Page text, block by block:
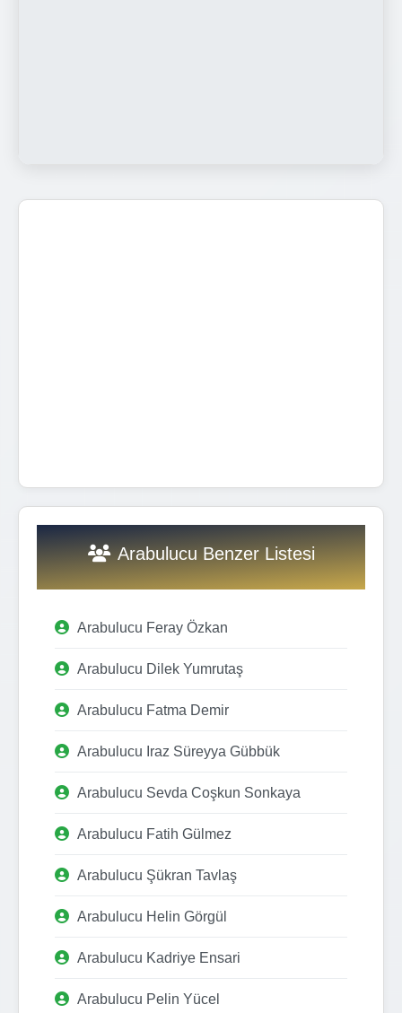
Arabulucu Benzer Listesi
Arabulucu Feray Özkan
Arabulucu Dilek Yumrutaş
Arabulucu Fatma Demir
Arabulucu Iraz Süreyya Gübbük
Arabulucu Sevda Coşkun Sonkaya
Arabulucu Fatih Gülmez
Arabulucu Şükran Tavlaş
Arabulucu Helin Görgül
Arabulucu Kadriye Ensari
Arabulucu Pelin Yücel